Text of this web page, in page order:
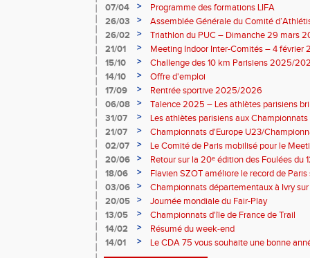
07/04
>
Programme des formations LIFA
26/03
>
Assemblée Générale du Comité
26/02
>
Triathlon du PUC – Dimanche 29 mars
21/01
>
Meeting Indoor Inter-Comités – 4 février
15/10
>
Challenge des 10 km Parisiens 2025/
14/10
>
Offre d'emploi
17/09
>
Rentrée sportive 2025/2026
06/08
>
Talence 2025 – Les athlètes parisiens
de France Élite
31/07 >
Les athlètes parisiens aux
21/07
>
Championnats d'Europe U23/
02/07
>
Le Comité de Paris mobilisé pour le
20/06
>
Retour sur la 20ᵉ édition des Foulées du
18/06
>
Flavien SZOT améliore le record de Paris
03/06
>
Championnats départementaux à Ivry
20/05
>
Journée mondiale du Fair-Play
13/05
>
Championnats d'île de France de Trail
14/02
>
Résumé du week-end
14/01
> Le CDA 75 vous souhaite une bonne